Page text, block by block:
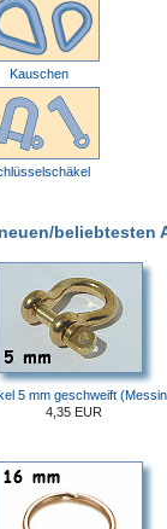
Kauschen
beliebtesten
5 mm geschweift
4,35 EUR